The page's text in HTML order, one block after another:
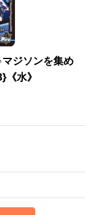
ジソンを集め
水》